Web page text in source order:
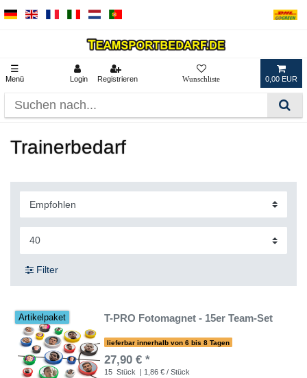
☰
Menü Login Registrieren 0,00 EUR
Trainerbedarf
Filter
Artikelpaket T-PRO Fotomagnet - 15er Team-Set
lieferbar innerhalb von 6 bis 8 Tagen
27,90 € *
15 Stück | 1,86 € / Stück